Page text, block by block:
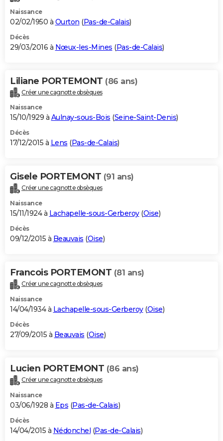
Naissance
02/02/1950 à Ourton (Pas-de-Calais)
Décès
29/03/2016 à Nœux-les-Mines (Pas-de-Calais)
Liliane PORTEMONT (86 ans)
Créer une cagnotte obsèques
Naissance
15/10/1929 à Aulnay-sous-Bois (Seine-Saint-Denis)
Décès
17/12/2015 à Lens (Pas-de-Calais)
Gisele PORTEMONT (91 ans)
Créer une cagnotte obsèques
Naissance
15/11/1924 à Lachapelle-sous-Gerberoy(Oise)
Décès
09/12/2015 à Beauvais (Oise)
Francois PORTEMONT (81 ans)
Créer une cagnotte obsèques
Naissance
14/04/1934 à Lachapelle-sous-Gerberoy(Oise)
Décès
27/09/2015 à Beauvais (Oise)
Lucien PORTEMONT (86 ans)
Créer une cagnotte obsèques
Naissance
03/06/1928 à Eps (Pas-de-Calais)
Décès
14/04/2015 à Nédonchel (Pas-de-Calais)